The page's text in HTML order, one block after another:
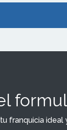
franquicia